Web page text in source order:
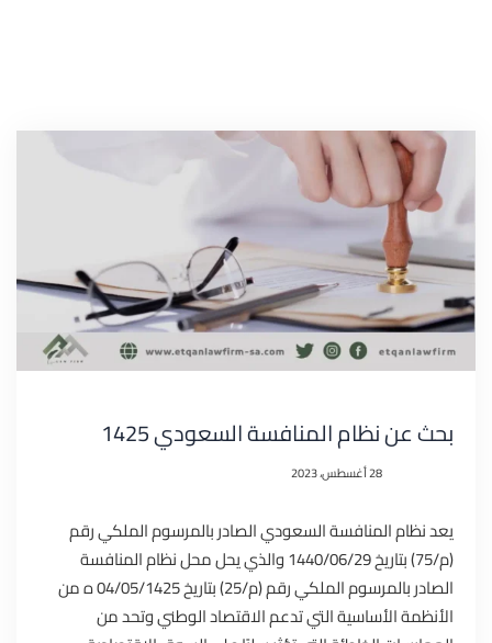
بحث عن نظام المنافسة السعودي 1425
28 أغسطس، 2023
يعد نظام المنافسة السعودي الصادر بالمرسوم الملكي رقم
(م/75) بتاريخ 1440/06/29 والذي يحل محل نظام المنافسة
الصادر بالمرسوم الملكي رقم (م/25) بتاريخ 04/05/1425 ه من
الأنظمة الأساسية التي تدعم الاقتصاد الوطني وتحد من